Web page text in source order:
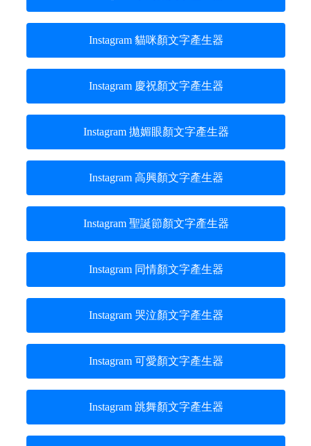
Instagram 貓咪顏文字產生器
Instagram 慶祝顏文字產生器
Instagram 拋媚眼顏文字產生器
Instagram 高興顏文字產生器
Instagram 聖誕節顏文字產生器
Instagram 同情顏文字產生器
Instagram 哭泣顏文字產生器
Instagram 可愛顏文字產生器
Instagram 跳舞顏文字產生器